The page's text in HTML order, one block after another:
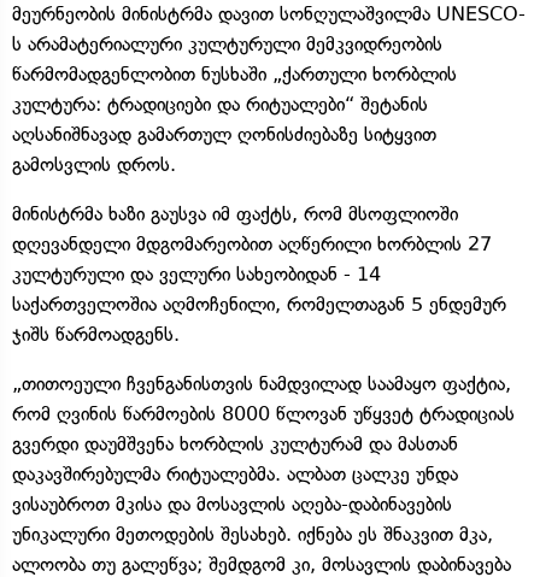
მეურნეობის მინისტრმა დავით სონღულაშვილმა UNESCO-
ს არამატერიალური კულტურული მემკვიდრეობის
წარმომადგენლობით ნუსხაში „ქართული ხორბლის
კულტურა: ტრადიციები და რიტუალები“ შეტანის
აღსანიშნავად გამართულ ღონისძიებაზე სიტყვით
გამოსვლის დროს.
მინისტრმა ხაზი გაუსვა იმ ფაქტს, რომ მსოფლიოში
დღევანდელი მდგომარეობით აღწერილი ხორბლის 27
კულტურული და ველური სახეობიდან - 14
საქართველოშია აღმოჩენილი, რომელთაგან 5 ენდემურ
ჯიშს წარმოადგენს.
„თითოეული ჩვენგანისთვის ნამდვილად საამაყო ფაქტია,
რომ ღვინის წარმოების 8000 წლოვან უწყვეტ ტრადიციას
გვერდი დაუმშვენა ხორბლის კულტურამ და მასთან
დაკავშირებულმა რიტუალებმა. ალბათ ცალკე უნდა
ვისაუბროთ მკისა და მოსავლის აღება-დაბინავების
უნიკალური მეთოდების შესახებ. იქნება ეს შნაკვით მკა,
ალოობა თუ გალეწვა; შემდგომ კი, მოსავლის დაბინავება